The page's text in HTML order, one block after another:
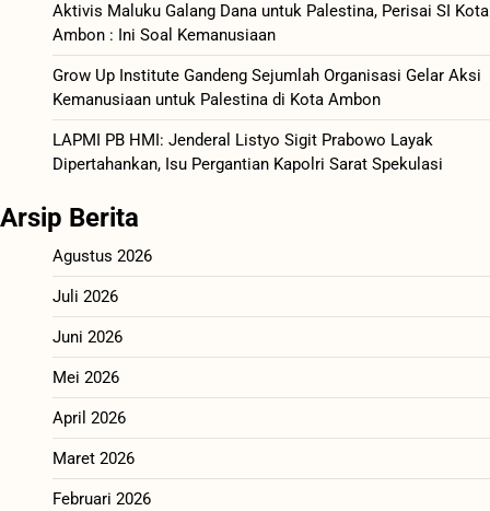
Aktivis Maluku Galang Dana untuk Palestina, Perisai SI Kota
Ambon : Ini Soal Kemanusiaan
Grow Up Institute Gandeng Sejumlah Organisasi Gelar Aksi
Kemanusiaan untuk Palestina di Kota Ambon
LAPMI PB HMI: Jenderal Listyo Sigit Prabowo Layak
Dipertahankan, Isu Pergantian Kapolri Sarat Spekulasi
Arsip Berita
Agustus 2026
Juli 2026
Juni 2026
Mei 2026
April 2026
Maret 2026
Februari 2026